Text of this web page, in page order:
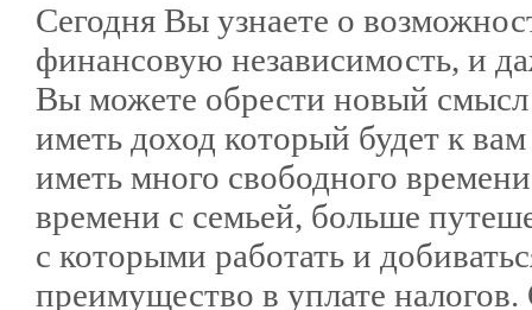
Сегодня Вы узнаете о
финансовую независимость, и
Вы можете обрести новый
иметь доход который будет к
иметь много свободного
времени с семьей, больше
с которыми работать и
преимущество в уплате